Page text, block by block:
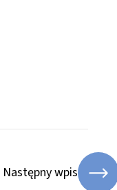
Następny wpis